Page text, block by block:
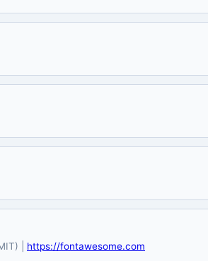
| https://fontawesome.com